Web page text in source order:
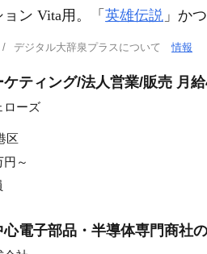
ン Vita用。「 英雄伝説 」か
デジタル大辞泉プラスについて情報
ティング/法人営業/販売 月
ローズ
区
円～
電子部品・半導体専門商社の